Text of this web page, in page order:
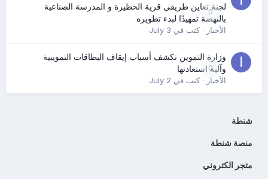
0
لجنة تعاين طريقي قرية الحظيرة و المدرسة الصناعية
بالنهضة تمهيدًا لبدء تطويره
الأخبار· كتب في July 3
0
وزارة التموين تكشف أسباب إيقاف البطاقات التموينية
وآلية استعادتها
الأخبار· كتب في July 2
شنطة
منصة شنطة
متجر الكتروني